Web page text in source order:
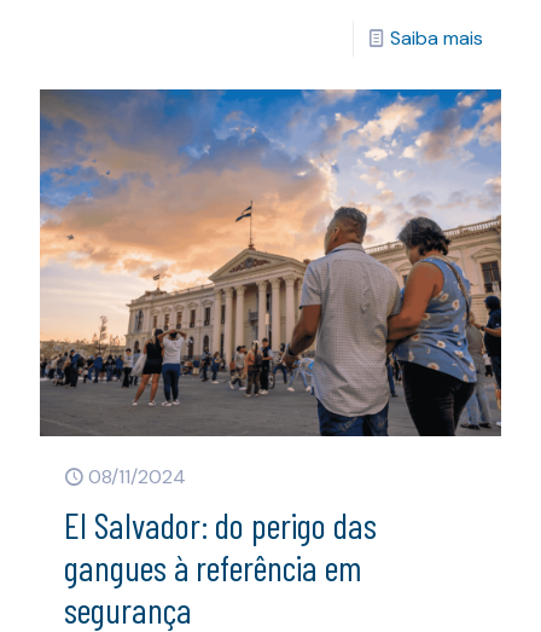
Saiba mais
08/11/2024
El Salvador: do perigo das
gangues à referência em
segurança